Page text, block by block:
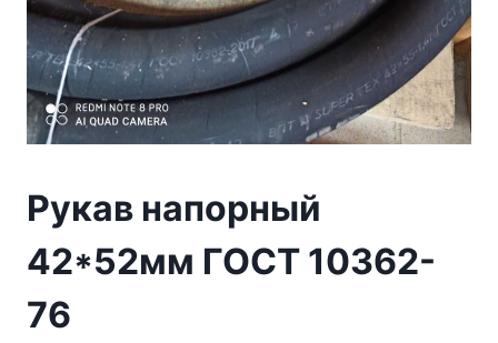
Рукав напорный
42*52мм ГОСТ 10362-
76